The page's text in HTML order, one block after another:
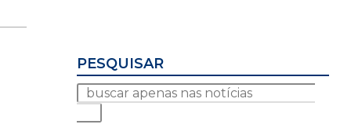
PESQUISAR